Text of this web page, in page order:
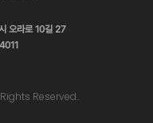
오라로 10길 27
Reserved..